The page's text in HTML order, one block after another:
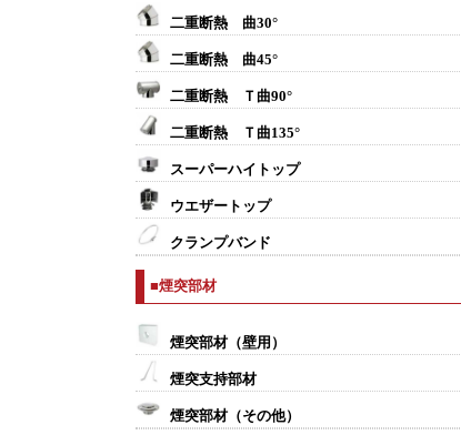
二重断熱 曲30°
二重断熱 曲45°
二重断熱 Ｔ曲90°
二重断熱 Ｔ曲135°
スーパーハイトップ
ウエザートップ
クランプバンド
■煙突部材
煙突部材（壁用）
煙突支持部材
煙突部材（その他）